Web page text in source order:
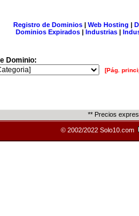
Registro de Dominios| Web Hosting |
Dominios Expirados | Industrias |
Dominio:
[Pág.
** Precios
© 2002/2022 Solo10.com